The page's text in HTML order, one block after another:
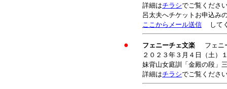
詳細はチラシでご覧くださ
呂太夫へチケットお申込
ここからメール送信 して
● フェニーチェ文楽
フェニ
２０２３年３月４日（土）
妹背山女庭訓「金殿の段」
詳細はチラシでご覧くださ